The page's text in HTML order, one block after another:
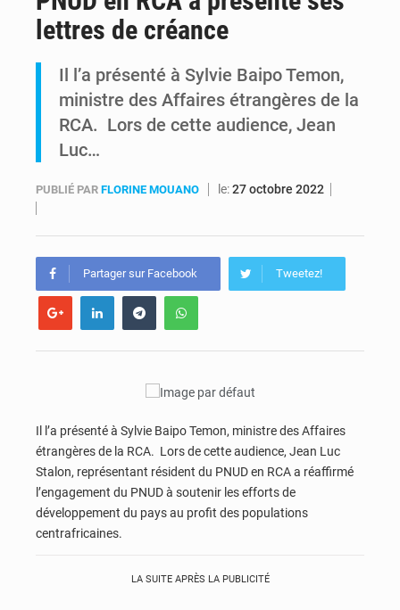
Ebola Bundibugyo : Tshisekedi mobilise le Gouvernement, l’OMS et Africa CDC pour renforcer la riposte
lettres de créance
Il l’a présenté à Sylvie Baipo Temon,
ministre des Affaires étrangères de la
RCA. Lors de cette audience, Jean
Luc…
PUBLIÉ PAR FLORINE MOUANO le:27 octobre 2022
Partager sur Facebook Tweetez!
Il l’a présenté à Sylvie Baipo Temon, ministre des Affaires
étrangères de la RCA. Lors de cette audience, Jean Luc
Stalon, représentant résident du PNUD en RCA a réaffirmé
l’engagement du PNUD à soutenir les efforts de
développement du pays au profit des populations
centrafricaines.
LA SUITE APRÈS LA PUBLICITÉ